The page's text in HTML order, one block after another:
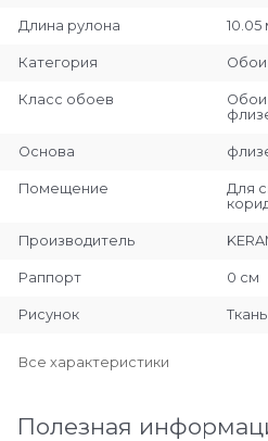
Длина рулона 10.05
Категория Обои
Класс обоев
Обои
Основа
Помещение
Для
Производитель
Раппорт 0 см
Рисунок Ткань
Все характеристики
Полезная